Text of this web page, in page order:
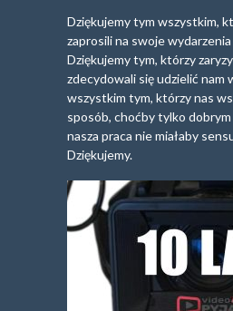
Dziękujemy tym wszystkim,
zaprosili na swoje
Dziękujemy tym, którzy
zdecydowali się udzielić nam
wszystkim tym, którzy nas
sposób, choćby tylko dobrym
nasza praca nie miałaby
Dziękujemy.